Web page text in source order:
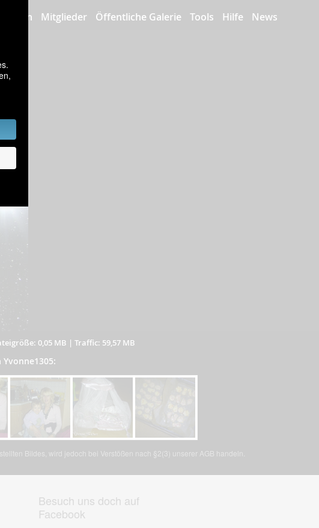
Mitglieder Öffentliche Galerie Tools Hilfe News
0,05 MB | Traffic: 59,57 MB
Yvonne1305:
Bildes, wird jedoch bei Verstößen nach §2(3) unserer AGB handeln.
Besuch uns doch auf
Facebook